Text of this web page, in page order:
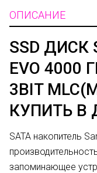
ОПИСАНИЕ
SSD ДИСК
EVO 4000
3BIT
КУПИТЬ В
SATA накопитель
запоминающее